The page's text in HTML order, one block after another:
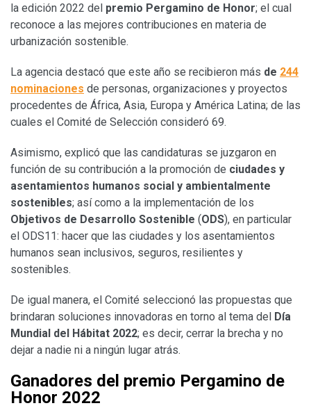
la edición 2022 del premio Pergamino de Honor; el cual
reconoce a las mejores contribuciones en materia de
urbanización sostenible.
La agencia destacó que este año se recibieron más de 244
nominaciones de personas, organizaciones y proyectos
procedentes de África, Asia, Europa y América Latina; de las
cuales el Comité de Selección consideró 69.
Asimismo, explicó que las candidaturas se juzgaron en
función de su contribución a la promoción de ciudades y
asentamientos humanos social y ambientalmente
sostenibles; así como a la implementación de los
Objetivos de Desarrollo Sostenible (ODS), en particular
el ODS11: hacer que las ciudades y los asentamientos
humanos sean inclusivos, seguros, resilientes y
sostenibles.
De igual manera, el Comité seleccionó las propuestas que
brindaran soluciones innovadoras en torno al tema del Día
Mundial del Hábitat 2022; es decir, cerrar la brecha y no
dejar a nadie ni a ningún lugar atrás.
Ganadores del premio Pergamino de
Honor 2022